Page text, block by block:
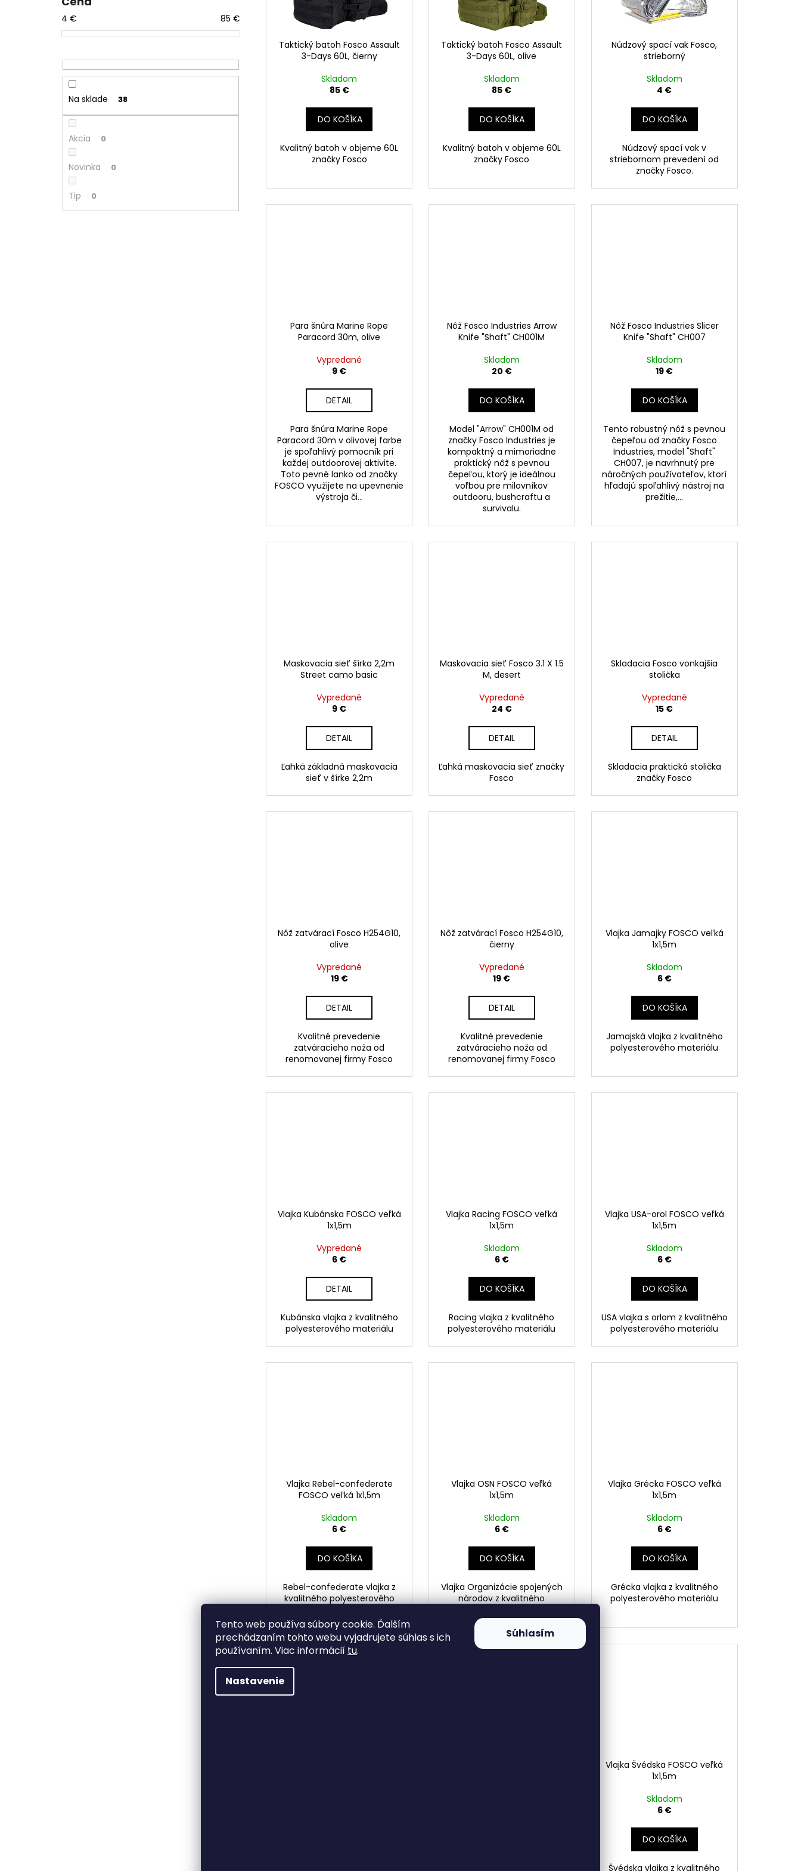
Tento web používa súbory cookie. Ďalším
prechádzaním tohto webu vyjadrujete súhlas s ich
používaním. Viac informácií tu.
Nastavenie
Súhlasím
4 € 85 €
Na sklade 38
Akcia 0
Novinka 0
Tip 0
Taktický batoh Fosco Assault
3-Days 60L, čierny
Skladom
85 €
DO KOŠÍKA
Kvalitný batoh v objeme 60L
značky Fosco
Taktický batoh Fosco Assault
3-Days 60L, olive
Skladom
85 €
DO KOŠÍKA
Kvalitný batoh v objeme 60L
značky Fosco
Núdzový spací vak Fosco,
strieborný
Skladom
4 €
DO KOŠÍKA
Núdzový spací vak v
striebornom prevedení od
značky Fosco.
Para šnúra Marine Rope
Paracord 30m, olive
Vypredané
9 €
DETAIL
Para šnúra Marine Rope
Paracord 30m v olivovej farbe
je spoľahlivý pomocník pri
každej outdoorovej aktivite.
Toto pevné lanko od značky
FOSCO využijete na upevnenie
výstroja či...
Nôž Fosco Industries Arrow
Knife "Shaft" CH001M
Skladom
20 €
DO KOŠÍKA
Model "Arrow" CH001M od
značky Fosco Industries je
kompaktný a mimoriadne
praktický nôž s pevnou
čepeľou, ktorý je ideálnou
voľbou pre milovníkov
outdooru, bushcraftu a
survivalu.
Nôž Fosco Industries Slicer
Knife "Shaft" CH007
Skladom
19 €
DO KOŠÍKA
Tento robustný nôž s pevnou
čepeľou od značky Fosco
Industries, model "Shaft"
CH007, je navrhnutý pre
náročných používateľov, ktorí
hľadajú spoľahlivý nástroj na
prežitie,...
Maskovacia sieť šírka 2,2m
Street camo basic
Vypredané
9 €
DETAIL
Ľahká základná maskovacia
sieť v šírke 2,2m
Maskovacia sieť Fosco 3.1 X 1.5
M, desert
Vypredané
24 €
DETAIL
Ľahká maskovacia sieť značky
Fosco
Skladacia Fosco vonkajšia
stolička
Vypredané
15 €
DETAIL
Skladacia praktická stolička
značky Fosco
Nôž zatvárací Fosco H254G10,
olive
Vypredané
19 €
DETAIL
Kvalitné prevedenie
zatváracieho noža od
renomovanej firmy Fosco
Nôž zatvárací Fosco H254G10,
čierny
Vypredané
19 €
DETAIL
Kvalitné prevedenie
zatváracieho noža od
renomovanej firmy Fosco
Vlajka Jamajky FOSCO veľká
1x1,5m
Skladom
6 €
DO KOŠÍKA
Jamajská vlajka z kvalitného
polyesterového materiálu
Vlajka Kubánska FOSCO veľká
1x1,5m
Vypredané
6 €
DETAIL
Kubánska vlajka z kvalitného
polyesterového materiálu
Vlajka Racing FOSCO veľká
1x1,5m
Skladom
6 €
DO KOŠÍKA
Racing vlajka z kvalitného
polyesterového materiálu
Vlajka USA-orol FOSCO veľká
1x1,5m
Skladom
6 €
DO KOŠÍKA
USA vlajka s orlom z kvalitného
polyesterového materiálu
Vlajka Rebel-confederate
FOSCO veľká 1x1,5m
Skladom
6 €
DO KOŠÍKA
Rebel-confederate vlajka z
kvalitného polyesterového
Vlajka OSN FOSCO veľká
1x1,5m
Skladom
6 €
DO KOŠÍKA
Vlajka Organizácie spojených
národov z kvalitného
Vlajka Grécka FOSCO veľká
1x1,5m
Skladom
6 €
DO KOŠÍKA
Grécka vlajka z kvalitného
polyesterového materiálu
Vlajka Švédska FOSCO veľká
1x1,5m
Skladom
6 €
DO KOŠÍKA
Švédska vlajka z kvalitného